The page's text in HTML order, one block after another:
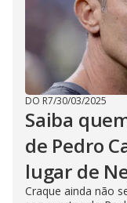
DO R7/30/03/2025
Saiba
de Pedro
lugar de
Craque ainda não